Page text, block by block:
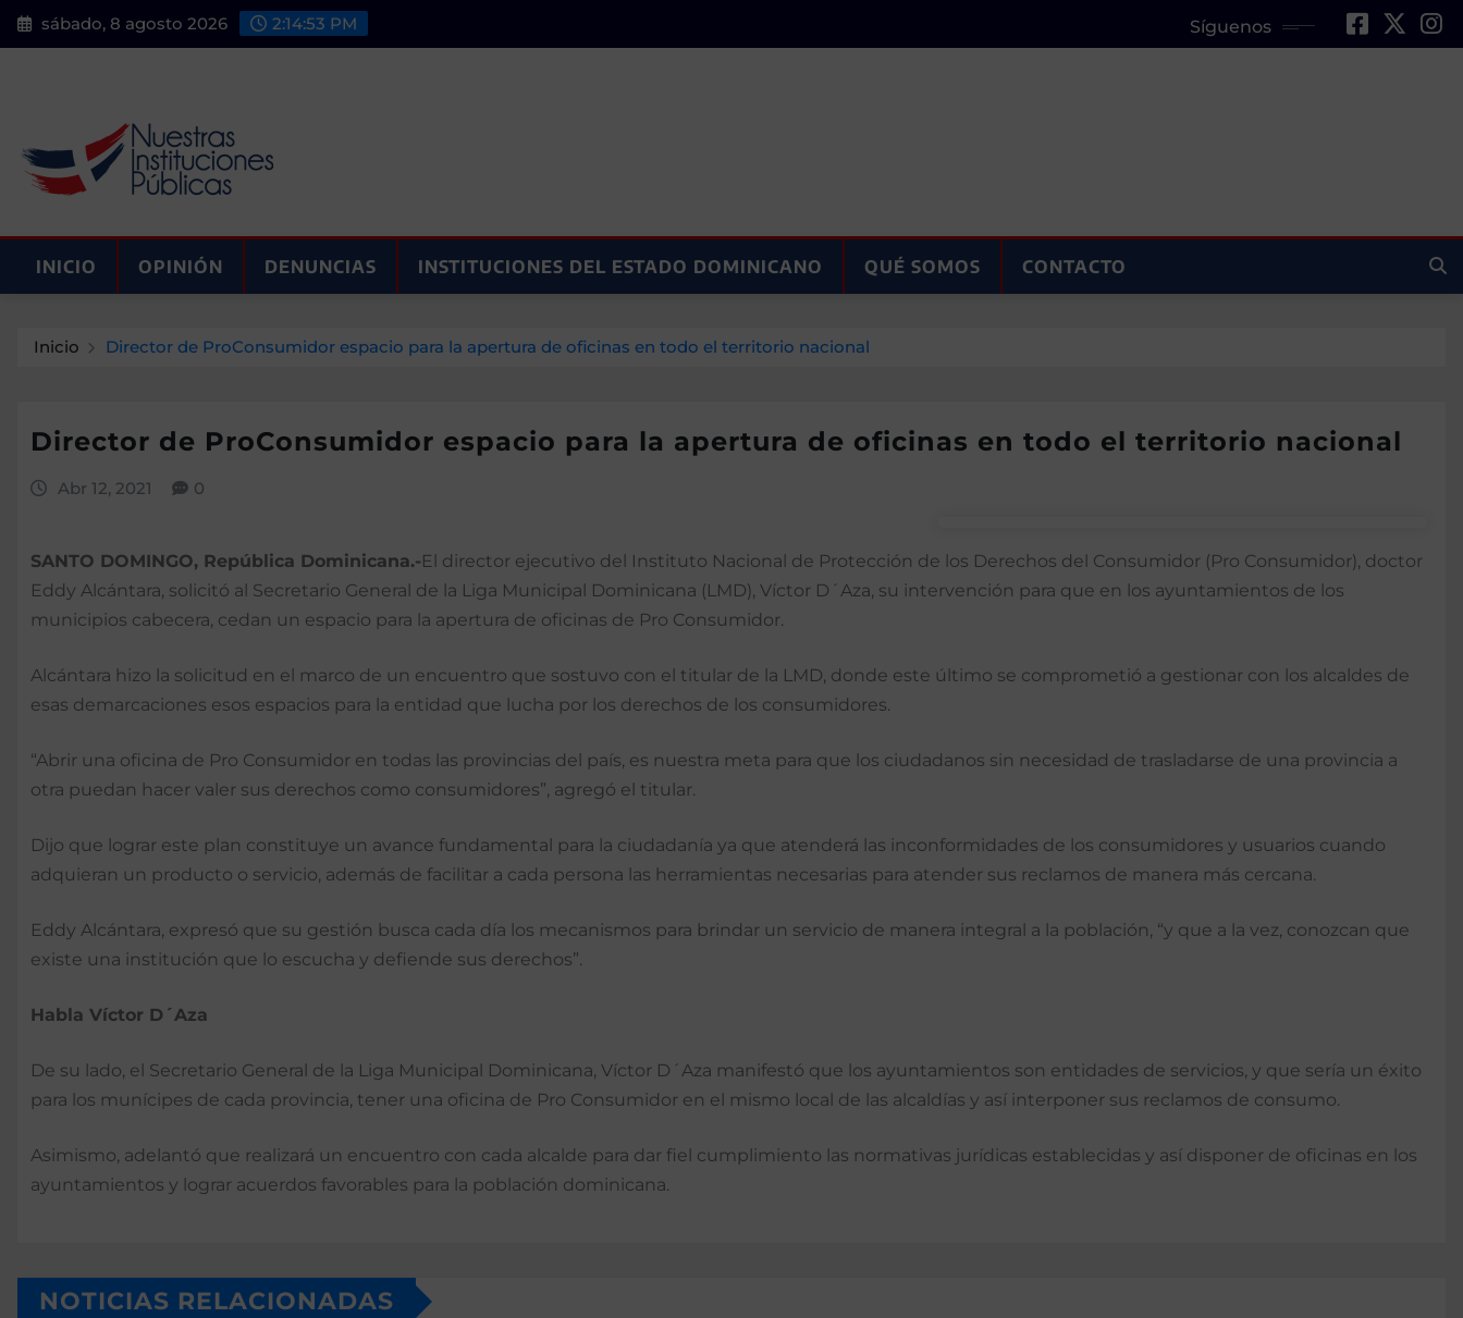
Saltar
al
sábado, 8 agosto 2026 2:14:54 PM Síguenos
INICIO OPINIÓN DENUNCIAS INSTITUCIONES DEL ESTADO DOMINICANO QUÉ SOMOS CONTACTO
Inicio Director de ProConsumidor espacio para la apertura de oficinas en todo el territorio nacional
Director de ProConsumidor espacio para la apertura de oficinas en todo el territorio nacional
Abr 12, 2021 0
SANTO DOMINGO, República Dominicana.-El director ejecutivo del Instituto Nacional de Protección de los Derechos del Consumidor (Pro Consumidor), doctor
Eddy Alcántara, solicitó al Secretario General de la Liga Municipal Dominicana (LMD), Víctor D´Aza, su intervención para que en los ayuntamientos de los
municipios cabecera, cedan un espacio para la apertura de oficinas de Pro Consumidor.
Alcántara hizo la solicitud en el marco de un encuentro que sostuvo con el titular de la LMD, donde este último se comprometió a gestionar con los alcaldes de
esas demarcaciones esos espacios para la entidad que lucha por los derechos de los consumidores.
“Abrir una oficina de Pro Consumidor en todas las provincias del país, es nuestra meta para que los ciudadanos sin necesidad de trasladarse de una provincia a
otra puedan hacer valer sus derechos como consumidores”, agregó el titular.
Dijo que lograr este plan constituye un avance fundamental para la ciudadanía ya que atenderá las inconformidades de los consumidores y usuarios cuando
adquieran un producto o servicio, además de facilitar a cada persona las herramientas necesarias para atender sus reclamos de manera más cercana.
Eddy Alcántara, expresó que su gestión busca cada día los mecanismos para brindar un servicio de manera integral a la población, “y que a la vez, conozcan que
existe una institución que lo escucha y defiende sus derechos”.
Habla Víctor D´Aza
De su lado, el Secretario General de la Liga Municipal Dominicana, Víctor D´Aza manifestó que los ayuntamientos son entidades de servicios, y que sería un éxito
para los munícipes de cada provincia, tener una oficina de Pro Consumidor en el mismo local de las alcaldías y así interponer sus reclamos de consumo.
Asimismo, adelantó que realizará un encuentro con cada alcalde para dar fiel cumplimiento las normativas jurídicas establecidas y así disponer de oficinas en los
ayuntamientos y lograr acuerdos favorables para la población dominicana.
NOTICIAS RELACIONADAS